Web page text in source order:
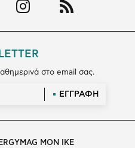
στο email σας.
ΕΓΓΡΑΦΗ
MON IKE